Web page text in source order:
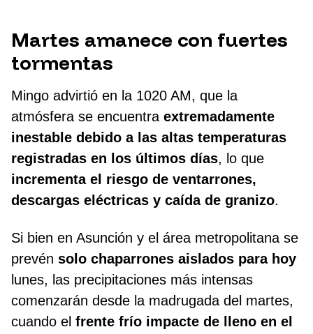
Martes amanece con fuertes
tormentas
Mingo advirtió en la 1020 AM, que la
atmósfera se encuentra extremadamente
inestable debido a las altas temperaturas
registradas en los últimos días, lo que
incrementa el riesgo de ventarrones,
descargas eléctricas y caída de granizo.
Si bien en Asunción y el área metropolitana se
prevén solo chaparrones aislados para hoy
lunes, las precipitaciones más intensas
comenzarán desde la madrugada del martes,
cuando el frente frío impacte de lleno en el